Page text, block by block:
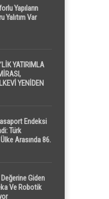
Yapıların
Yalıtım Var
YATIRIMLA
YENİDEN
Endeksi
Türk
Arasında 86.
Giden
Ve Robotik